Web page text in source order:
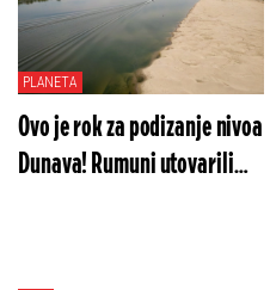
zemlje je u pitanju
PLANETA
Ovo je rok za podizanje nivoa
Dunava! Rumuni utovarili